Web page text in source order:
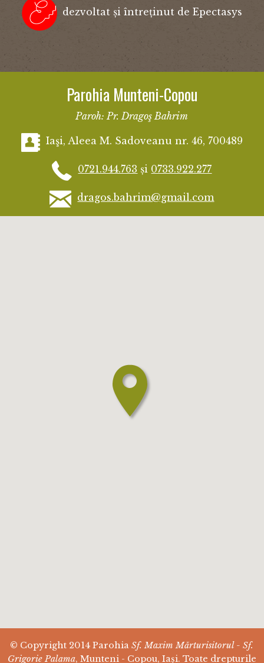
dezvoltat și întreținut de Epectasys
Parohia Munteni-Copou
Paroh: Pr. Dragoş Bahrim
Iaşi, Aleea M. Sadoveanu nr. 46, 700489
0721.944.763 și 0733.922.277
dragos.bahrim@gmail.com
© Copyright 2014 ParohiaSf. Maxim Mărturisitorul - Sf.
Grigorie Palama, Munteni - Copou, Iași. Toate drepturile